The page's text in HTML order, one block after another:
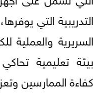
التدريبية التي
السريرية والعملية
بيئة تعليمية
كفاءة الممارسين